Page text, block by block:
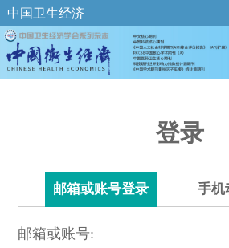
中国卫生经济
登录
邮箱或账号登录 手机
邮箱或账号: